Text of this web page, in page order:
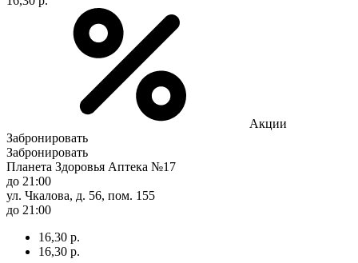
Акции
Забронировать
Забронировать
Планета Здоровья Аптека №17
до 21:00
ул. Чкалова, д. 56, пом. 155
до 21:00
16,30 р.
16,30 р.